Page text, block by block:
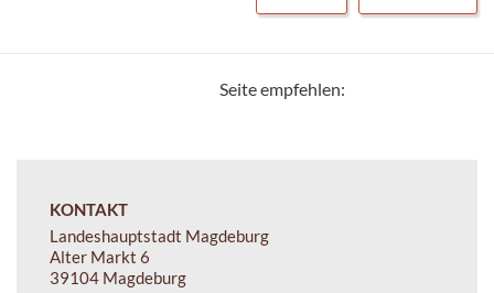
Seite empfehlen:
KONTAKT
Landeshauptstadt Magdeburg
Alter Markt 6
39104 Magdeburg